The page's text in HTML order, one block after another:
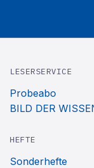
LESERSERVICE
Probeabo
BILD DER
HEFTE
Sonderhefte